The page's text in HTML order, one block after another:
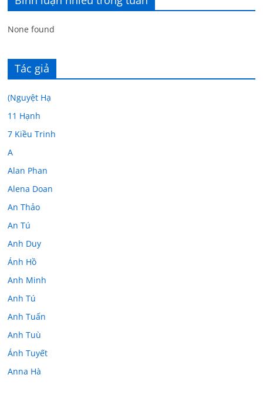
None found
Tác giả
(Nguyệt Hạ
11 Hạnh
7 Kiều Trinh
A
Alan Phan
Alena Doan
An Thảo
An Tú
Anh Duy
Ánh Hồ
Anh Minh
Anh Tú
Anh Tuấn
Anh Tuù
Ánh Tuyết
Anna Hà